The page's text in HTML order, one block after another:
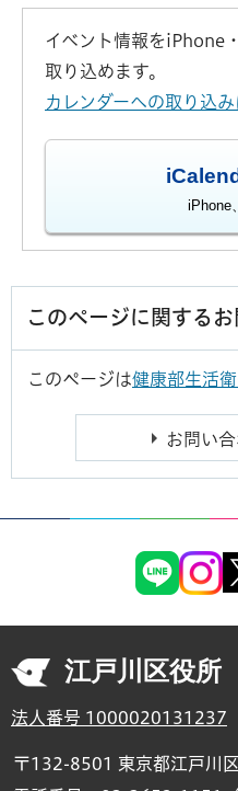
イベント情報をiPhone
取り込めます。
カレンダーへの取り込
iPhone
このページに関する
このページは健康部生活
江戸川区役所
法人番号 1000020131237
〒132-8501 東京都江戸川